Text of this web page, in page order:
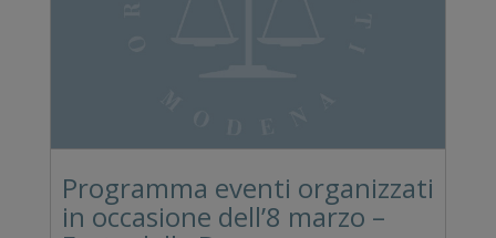
Programma eventi organizzati
in occasione dell’8 marzo –